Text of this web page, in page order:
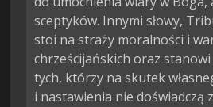
sceptyków. Innymi słowy,
stoi na straży moralności i
chrześcijańskich oraz
tych, którzy na skutek
i nastawienia nie doświadczą